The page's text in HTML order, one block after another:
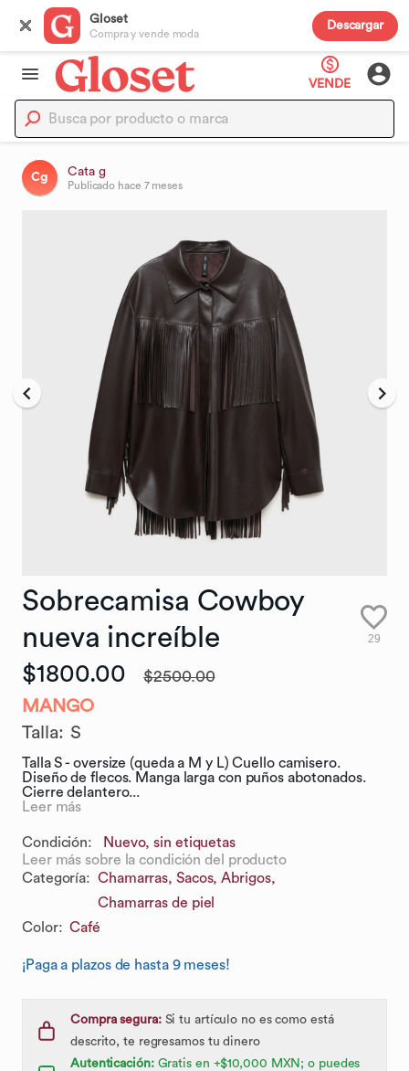
Gloset
Compra y vende moda
Descargar
VENDE
Cg Cata g
Publicado hace 7 meses
Sobrecamisa Cowboy
nueva increíble 29
$1800.00 $2500.00
MANGO
Talla: S
Talla S - oversize (queda a M y L) Cuello camisero.
Diseño de flecos. Manga larga con puños abotonados.
Cierre delantero...
Leer más
Condición:
Nuevo, sin etiquetas
Leer más sobre la condición del producto
Categoría: Chamarras, Sacos, Abrigos,
Chamarras de piel
Color: Café
¡Paga a plazos de hasta 9 meses!
Compra segura:Si tu artículo no es como está
descrito, te regresamos tu dinero
Autenticación:Gratis en +$10,000 MXN; o puedes